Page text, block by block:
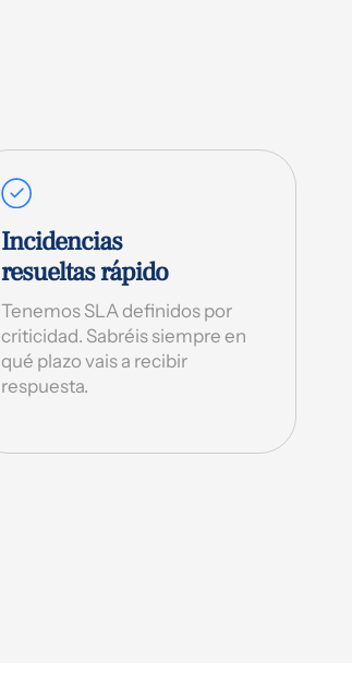
Incidencias
resueltas rápido
Tenemos SLA definidos por
criticidad. Sabréis siempre en
qué plazo vais a recibir
respuesta.